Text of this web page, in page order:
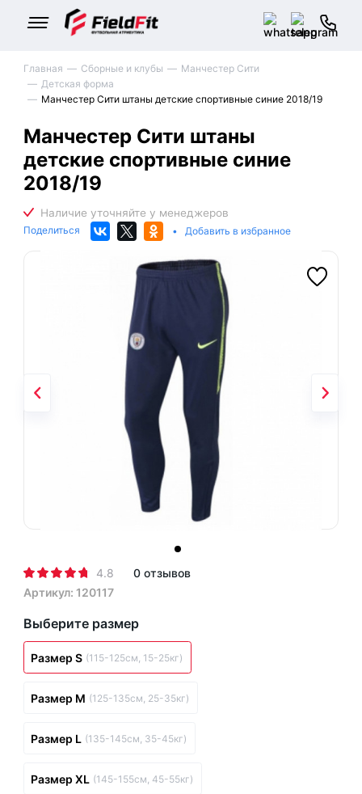
Главная Сборные и клубы
Манчестер Сити
Детская форма
Манчестер Сити штаны детские спортивные синие 2018/19
Манчестер Сити штаны
детские спортивные синие
2018/19
Поделиться • Добавить в избранное
4.8
0 отзывов
Артикул: 120117
Выберите размер
Размер S (115-125см, 15-25кг)
Размер M (125-135см, 25-35кг)
Размер L (135-145см, 35-45кг)
Размер XL (145-155см, 45-55кг)